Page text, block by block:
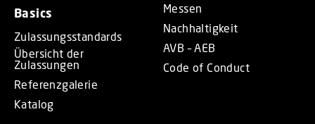
Basics
Zulassungsstandards
Übersicht der
Zulassungen
Referenzgalerie
Katalog
Messen
Nachhaltigkeit
AVB – AEB
Code of Conduct